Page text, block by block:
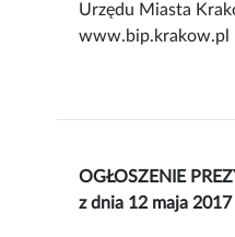
Urzędu Miasta
www.bip.krakow.pl
OGŁOSZENIE
z dnia 12 maja 2017